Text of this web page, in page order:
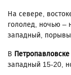
На севере,
гололед, ночью –
западный,
В Петропавловске
западный 15-20,